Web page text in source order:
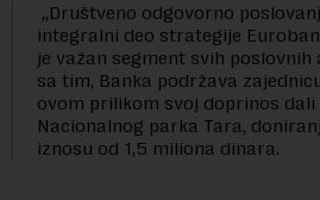
„Društveno odgovorno
integralni deo strategije
je važan segment svih
sa tim, Banka podržava
ovom prilikom svoj doprinos dali
Nacionalnog parka Tara,
iznosu od 1,5 miliona dinara.